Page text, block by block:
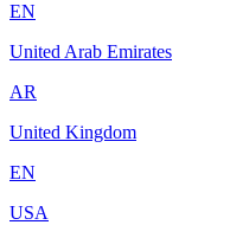
EN
United Arab Emirates
AR
United Kingdom
EN
USA